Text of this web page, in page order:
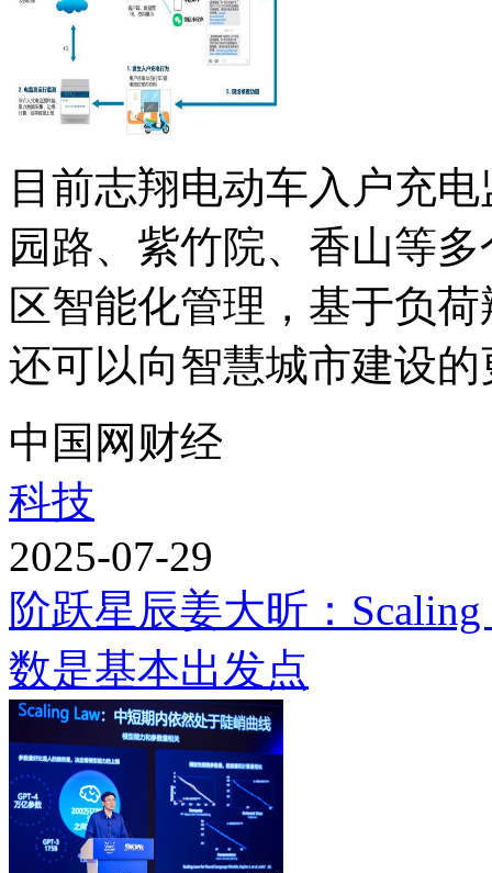
目前志翔电动车入户充
园路、紫竹院、香山等
区智能化管理，基于负
还可以向智慧城市建设
中国网财经
科技
2025-07-29
阶跃星辰姜大昕：
数是基本出发点